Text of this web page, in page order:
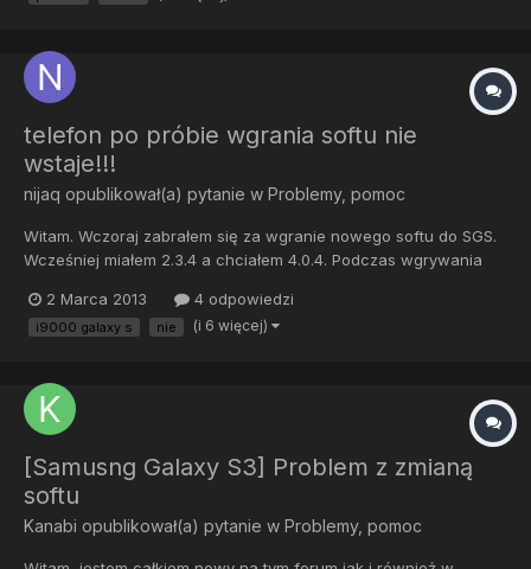
telefon po próbie wgrania softu nie
wstaje!!!
nijaq opublikował(a) pytanie w Problemy, pomoc
Witam. Wczoraj zabrałem się za wgranie nowego softu do SGS.
Wcześniej miałem 2.3.4 a chciałem 4.0.4. Podczas wgrywania
więc wyjąłem baterię. Po jej włożeniu telefon wogóle nie reaguje
na przycisk power, ani na ładowarkę.Nie mam możliwości wej...
2 Marca 2013 4 odpowiedzi
i9000 galaxy s nie (i 6 więcej)
[Samusng Galaxy S3] Problem z zmianą
softu
Kanabi opublikował(a) pytanie w Problemy, pomoc